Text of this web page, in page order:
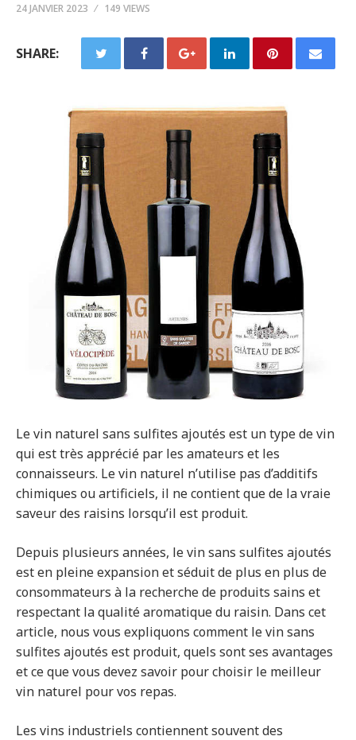
24 JANVIER 2023 149 VIEWS
SHARE:
Le vin naturel sans sulfites ajoutés est un type de vin
qui est très apprécié par les amateurs et les
connaisseurs. Le vin naturel n’utilise pas d’additifs
chimiques ou artificiels, il ne contient que de la vraie
saveur des raisins lorsqu’il est produit.
Depuis plusieurs années, le vin sans sulfites ajoutés
est en pleine expansion et séduit de plus en plus de
consommateurs à la recherche de produits sains et
respectant la qualité aromatique du raisin. Dans cet
article, nous vous expliquons comment le vin sans
sulfites ajoutés est produit, quels sont ses avantages
et ce que vous devez savoir pour choisir le meilleur
vin naturel pour vos repas.
Les vins industriels contiennent souvent des